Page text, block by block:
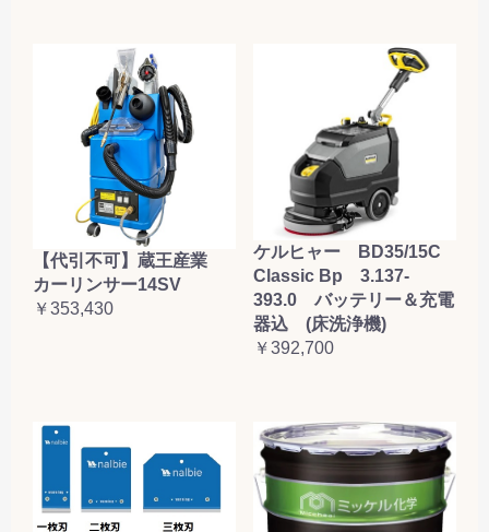
【代引不可】蔵王産業
カーリンサー14SV
￥353,430
ケルヒャー BD35/15C
Classic Bp 3.137-
393.0 バッテリー＆充電
器込 (床洗浄機)
￥392,700